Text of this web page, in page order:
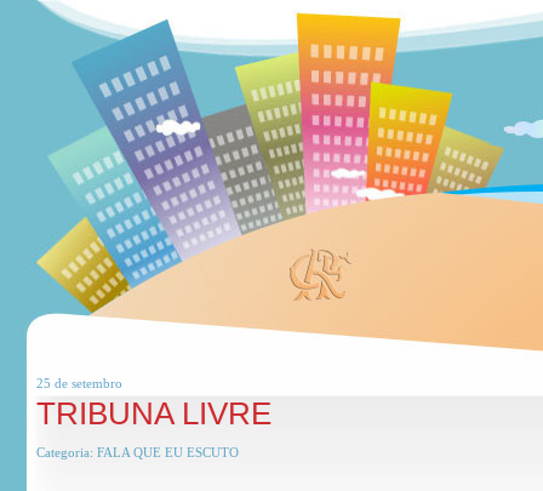
25 de setembro
TRIBUNA LIVRE
Categoria: FALA QUE EU ESCUTO